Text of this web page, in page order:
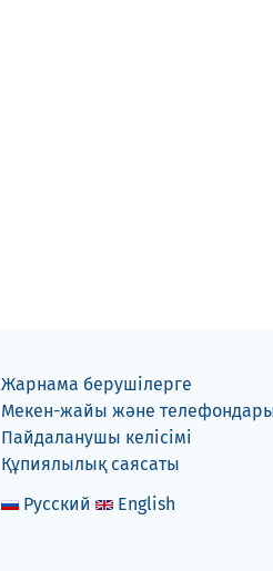
Жарнама берушілерге
Мекен-жайы және
Пайдаланушы келісімі
Құпиялылық саясаты
Русский
English